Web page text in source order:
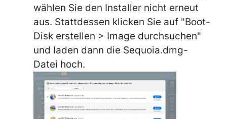
wählen Sie den Installer nicht erneut
aus. Stattdessen klicken Sie auf "Boot-
Disk erstellen > Image durchsuchen"
und laden dann die Sequoia.dmg-
Datei hoch.